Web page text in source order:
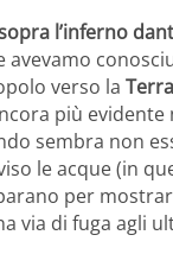
l’inferno
avevamo
verso la
più
sembra non
le acque (in
per
via di fuga agli